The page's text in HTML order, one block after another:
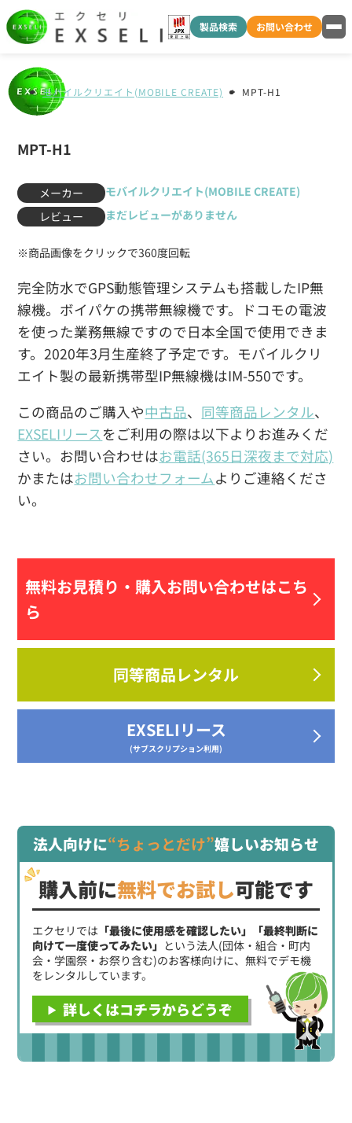
製品検索 お問い合わせ
モバイルクリエイト(MOBILE CREATE) MPT-H1
MPT-H1
メーカー
モバイルクリエイト(MOBILE CREATE)
レビュー
まだレビューがありません
完全防水でGPS動態管理システムも搭載したIP無
線機。ボイパケの携帯無線機です。ドコモの電波
を使った業務無線ですので日本全国で使用できま
す。2020年3月生産終了予定です。モバイルクリ
エイト製の最新携帯型IP無線機はIM-550です。
この商品のご購入や中古品、 同等商品レンタル、
EXSELIリース をご利用の際は以下よりお進みくだ
さい。お問い合わせはお電話(365日深夜まで対応)
かまたはお問い合わせフォームよりご連絡くださ
い。
無料お見積り・ 購入お問い合わせはこち
ら
同等商品レンタル
EXSELIリース
(サブスクリプション利用)
※商品画像をクリックで360度回転
法人向けに“ちょっとだけ”嬉しいお知らせ
購入前に無料でお試し可能です
エクセリでは 「最後に使用感を確認したい」「最終判断に
向けて一度使ってみたい」 という法人(団体・組合・町内
会・学園祭・お祭り含む)のお客様向けに、無料でデモ機
をレンタルしています。
詳しくはコチラからどうぞ